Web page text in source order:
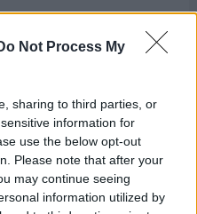
Not Process My
sharing to third parties, or
information for
use the below opt-out
Please note that after your
may continue seeing
information utilized by
la Educación
el Cáncer